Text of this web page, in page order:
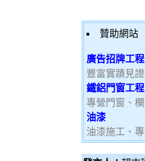
贊助網
廣告招牌工
豐富實蹟見
鐵鋁門窗工程
專營門窗、
油漆
油漆施工、